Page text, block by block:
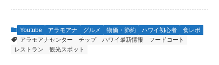
Youtube アラモアナ グルメ 物価・節約 ハワイ初心者
食レポ
アラモアナセンター
チップ ハワイ最新情報
フードコート
レストラン
観光スポット